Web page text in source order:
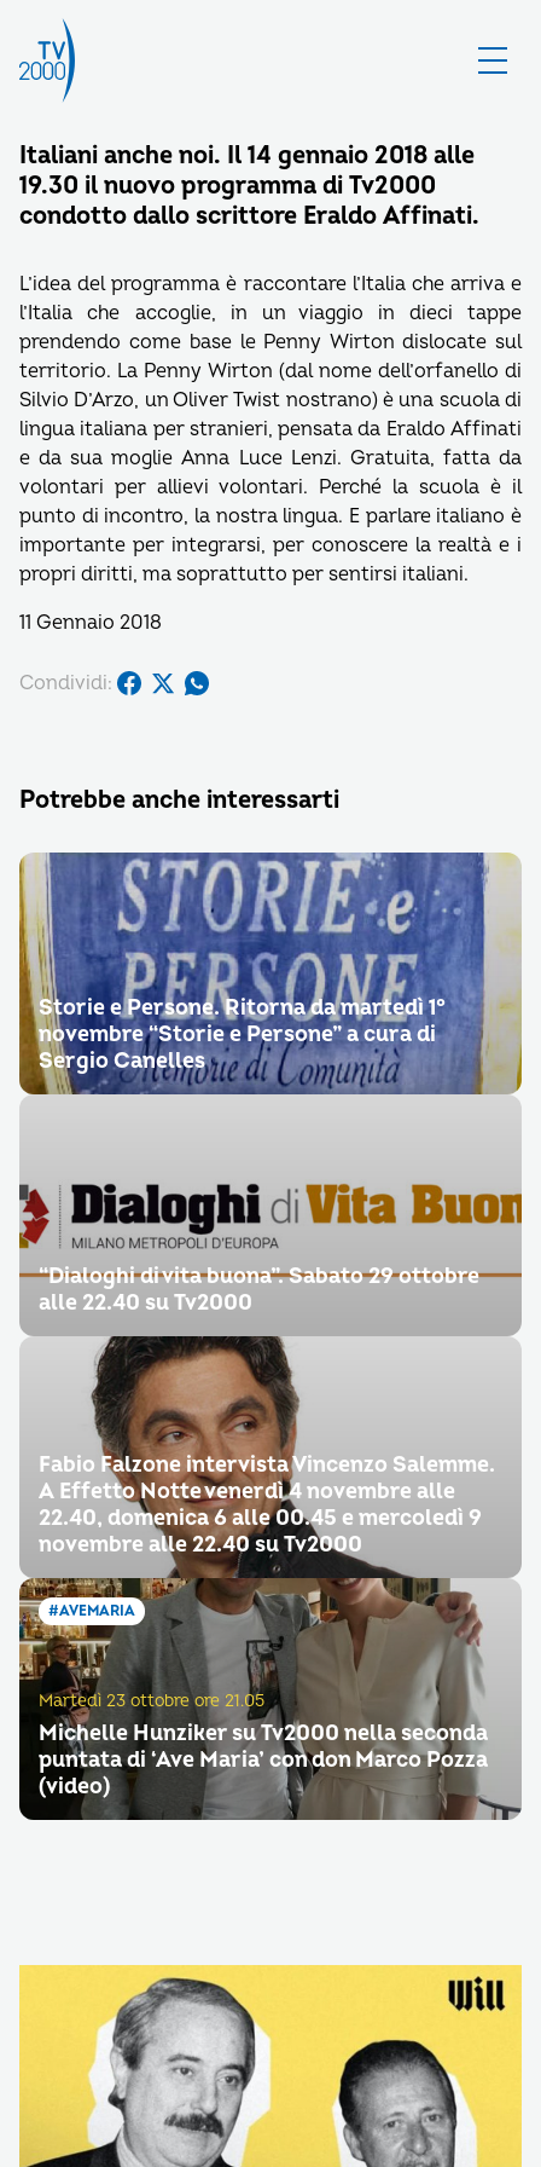
Italiani anche noi. Il 14 gennaio 2018 alle
19.30 il nuovo programma di Tv2000
condotto dallo scrittore Eraldo Affinati.
L’idea del programma è raccontare l’Italia che arriva e
l’Italia che accoglie, in un viaggio in dieci tappe
prendendo come base le Penny Wirton dislocate sul
territorio. La Penny Wirton (dal nome dell’orfanello di
Silvio D’Arzo, un Oliver Twist nostrano) è una scuola di
lingua italiana per stranieri, pensata da Eraldo Affinati
e da sua moglie Anna Luce Lenzi. Gratuita, fatta da
volontari per allievi volontari. Perché la scuola è il
punto di incontro, la nostra lingua. E parlare italiano è
importante per integrarsi, per conoscere la realtà e i
propri diritti, ma soprattutto per sentirsi italiani.
11 Gennaio 2018
Condividi:
Potrebbe anche interessarti
Storie e Persone. Ritorna da martedì 1°
novembre “Storie e Persone” a cura di
Sergio Canelles
“Dialoghi di vita buona”. Sabato 29 ottobre
alle 22.40 su Tv2000
Fabio Falzone intervista Vincenzo Salemme.
A Effetto Notte venerdì 4 novembre alle
22.40, domenica 6 alle 00.45 e mercoledì 9
novembre alle 22.40 su Tv2000
#AVEMARIA
Martedì 23 ottobre ore 21.05
Michelle Hunziker su Tv2000 nella seconda
puntata di ‘Ave Maria’ con don Marco Pozza
(video)